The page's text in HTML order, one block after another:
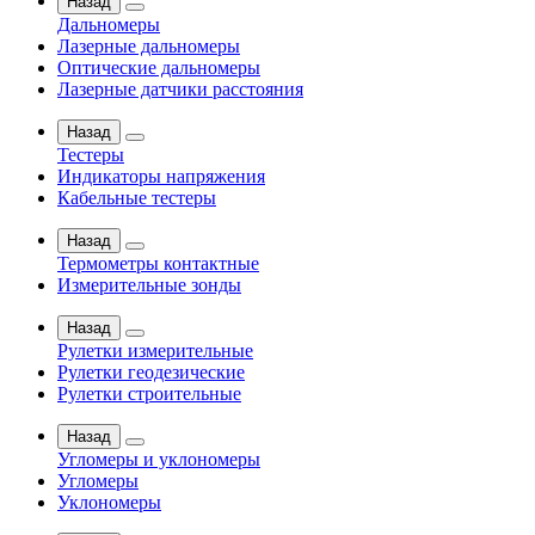
Дальномеры
Лазерные дальномеры
Оптические дальномеры
Лазерные датчики расстояния
Назад
Тестеры
Индикаторы напряжения
Кабельные тестеры
Назад
Термометры контактные
Измерительные зонды
Назад
Рулетки измерительные
Рулетки геодезические
Рулетки строительные
Назад
Угломеры и уклономеры
Угломеры
Уклономеры